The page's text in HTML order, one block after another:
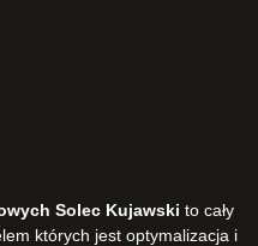
Solec Kujawski to cały
których jest optymalizacja i